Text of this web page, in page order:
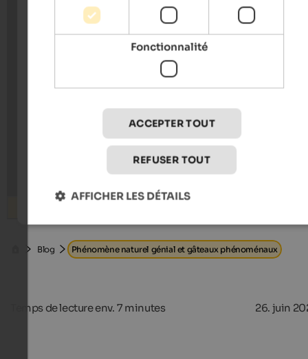
Blog Phénomène naturel génial et gâteaux phénoménaux
Temps de lecture env. 7 minutes 26. juin
Fonctionnalité
ACCEPTER TOUT
REFUSER TOUT
AFFICHER LES DÉTAILS